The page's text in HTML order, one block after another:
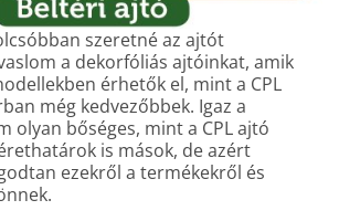
szeretné az ajtót
a dekorfóliás ajtóinkat, amik
érhetők el, mint a CPL
még kedvezőbbek. Igaz a
olyan bőséges, mint a CPL ajtó
is mások, de azért
ezekről a termékekről és